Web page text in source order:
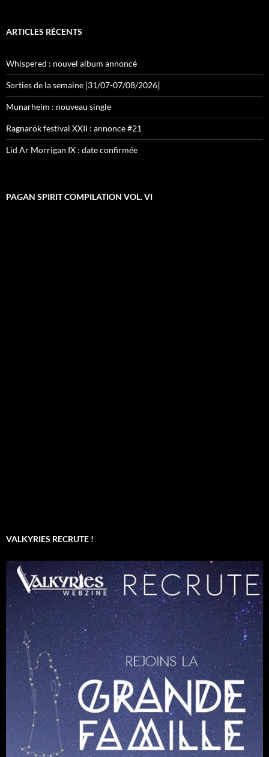
ARTICLES RÉCENTS
Whispered : nouvel album annoncé
Sorties de la semaine [31/07-07/08/2026]
Munarheim : nouveau single
Ragnarök festival XXII : annonce #21
Lid Ar Morrigan IX : date confirmée
PAGAN SPIRIT COMPILATION VOL. VI
VALKYRIES RECRUTE !